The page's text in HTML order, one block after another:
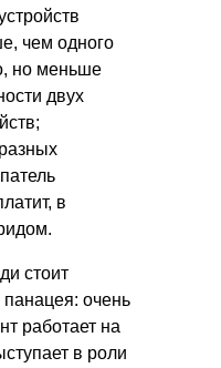
чем одного
но меньше
двух
в
стоит
панацея: очень
работает на
в роли